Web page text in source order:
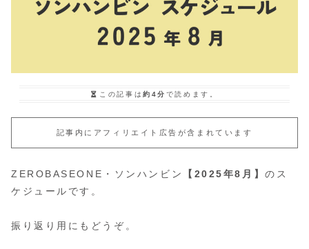
この記事は約4分 で読めます。
記事内にアフィリエイト広告が含まれています
ZEROBASEONE・ソンハンビン 【2025年8月】のス
ケジュールです。
振り返り用にもどうぞ。